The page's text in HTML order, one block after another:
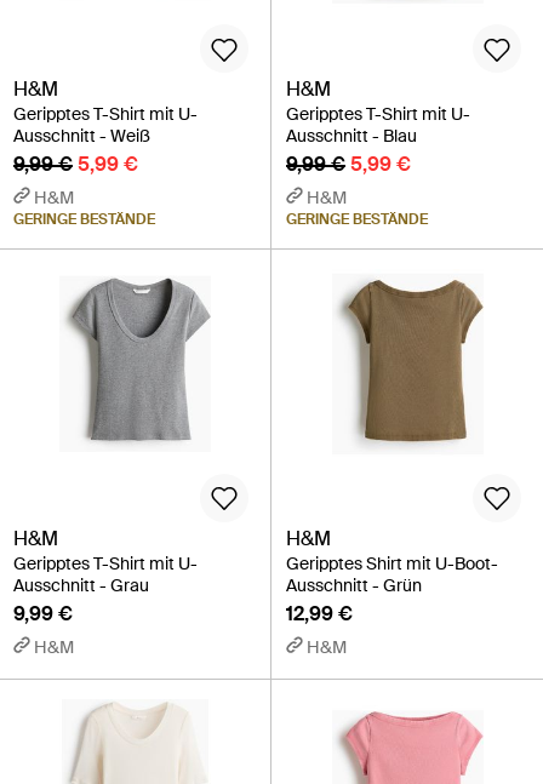
H&M
Geripptes T-Shirt mit U-
Ausschnitt - Weiß
9,99 €5,99 €
H&M
GERINGE BESTÄNDE
H&M
Geripptes T-Shirt mit U-
Ausschnitt - Blau
9,99 €5,99 €
H&M
GERINGE BESTÄNDE
H&M
Geripptes T-Shirt mit U-
Ausschnitt - Grau
9,99 €
H&M
H&M
Geripptes Shirt mit U-Boot-
Ausschnitt - Grün
12,99 €
H&M